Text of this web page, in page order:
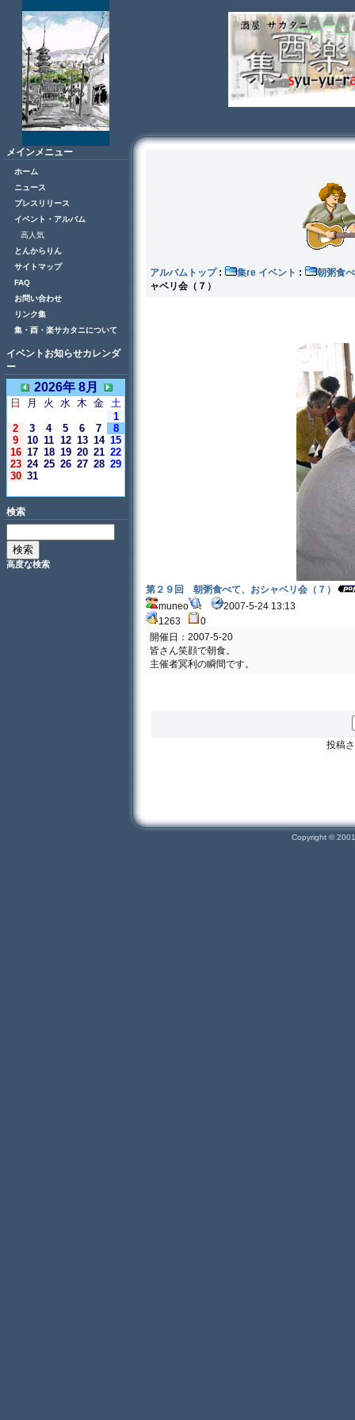
メインメニュー
ホーム
ニュース
プレスリリース
イベント・アルバム
高人気
とんからりん
サイトマップ
FAQ
お問い合わせ
リンク集
集・酉・楽サカタニについて
イベントお知らせカレンダ
ー
2026年 8月
日 月 火 水 木 金 土
1
2
3 4 5 6 7
8
9
10 11 12 13 14 15
16 17 18 19 20 21 22
23 24 25 26 27 28 29
30 31
検索
高度な検索
アルバムトップ: 集re イベント :
朝粥食
ャベリ会（７）
第２９回 朝粥食べて、おシャベリ会（７）
muneo
2007-5-24 13:13
1263
0
開催日：2007-5-20
皆さん笑顔で朝食。
主催者冥利の瞬間です。
投稿
Copyright ©